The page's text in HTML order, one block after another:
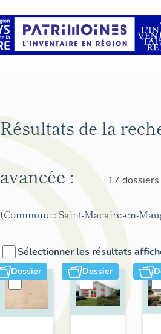
Résultats de la
avancée :
17 dossiers
(Commune : Saint-Macaire-en-
Sélectionner les résultats
Dossier Dossier